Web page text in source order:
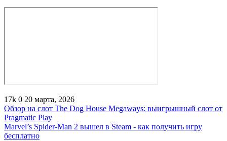
17k 0 20 марта, 2026
Обзор на слот The Dog House Megaways: выигрышный слот от
Pragmatic Play
Marvel’s Spider-Man 2 вышел в Steam - как получить игру
бесплатно